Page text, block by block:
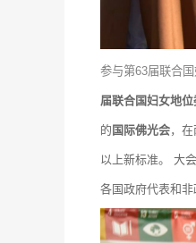
参与第63届联合
届联合国妇女地
的 国际佛光会，
以上新标准。 大
各国政府代表和非